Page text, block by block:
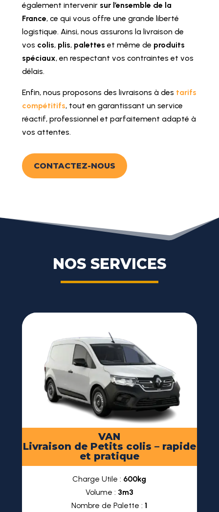
également intervenir sur l’ensemble de la
France, ce qui vous offre une grande liberté
logistique. Ainsi, nous assurons la livraison de
vos colis, plis, palettes et même de produits
spéciaux, en respectant vos contraintes et vos
délais.
Enfin, nous proposons des livraisons à des tarifs
compétitifs, tout en garantissant un service
réactif, professionnel et parfaitement adapté à
vos attentes.
CONTACTEZ-NOUS
NOS SERVICES
VAN
Livraison de Petits colis – rapide
et pratique
Charge Utile : 600kg
Volume : 3m3
Nombre de Palette :1